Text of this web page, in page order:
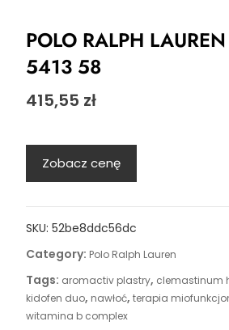
POLO RALPH
5413 58
415,55 zł
Zobacz cenę
SKU: 52be8ddc56dc
Category: Polo Ralph Lauren
Tags: aromactiv plastry, clemastinum
kidofen duo, nawłoć, terapia
witamina b complex